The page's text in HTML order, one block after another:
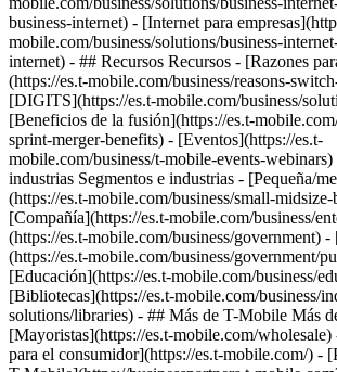
business-internet) - [Internet para
mobile.com/business/solutions/business-
internet) - ## Recursos Recursos - [Razones
(https://es.t-mobile.com/business/reasons-
[DIGITS](https://es.t-mobile.com/business/
[Beneficios de la fusión](https://es.t-
sprint-merger-benefits) - [Eventos](https://es.t-
mobile.com/business/t-mobile-events-webinars)
industrias Segmentos e industrias - [Pequeña/
(https://es.t-mobile.com/business/small-midsize-
[Compañía](https://es.t-mobile.com/business/
(https://es.t-mobile.com/business/government)
(https://es.t-mobile.com/business/government/
[Educación](https://es.t-mobile.com/business/
[Bibliotecas](https://es.t-mobile.com/business/
solutions/libraries) - ## Más de T-Mobile Más
[Mayoristas](https://es.t-mobile.com/
para el consumidor](https://es.t-mobile.com/) -